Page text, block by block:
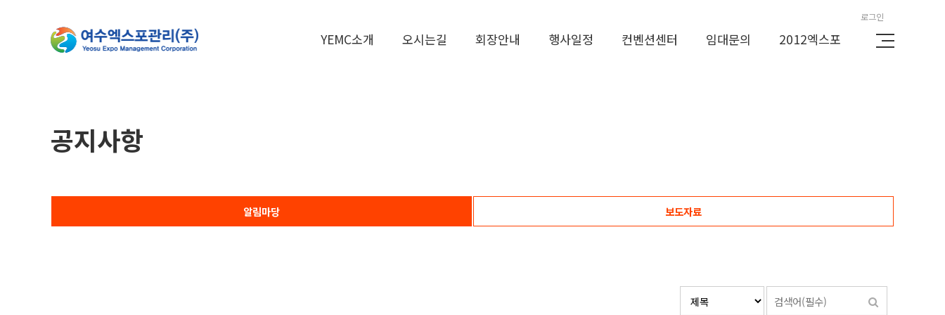
로그인
YEMC소개 오시는길 회장안내 행사일정 컨벤션센터 임대문의 2012엑스포
공지사항
알림마당 보도자료